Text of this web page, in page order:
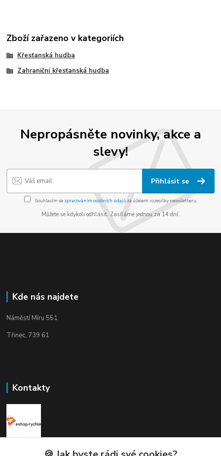
Zboží zařazeno v kategoriích
Křesťanská hudba
Zahraniční křesťanská hudba
Nepropásněte novinky, akce a
slevy!
Přihlásit se
Souhlasím se zpracováním osobních údajůza účelem rozesílky newsletteru.
Můžete se kdykoli odhlásit. Zasíláme jednou za 14 dní.
Kde nás najdete
Náměstí Míru 551
Třinec, 739 61
Kontakty